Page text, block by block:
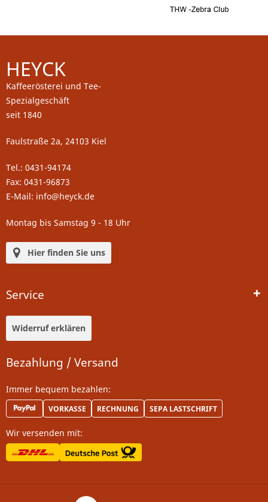
HEYCK
Kaffeerösterei und Tee-
Spezialgeschäft
seit 1840
Faulstraße 2a, 24103 Kiel
Tel.: 0431-94174
Fax: 0431-96873
E-Mail: info@heyck.de
Montag bis Samstag 9 - 18 Uhr
Hier finden Sie uns
Service
Widerruf erklären
Bezahlung / Versand
Immer bequem bezahlen:
VORKASSE RECHNUNG SEPA LASTSCHRIFT
Wir versenden mit: